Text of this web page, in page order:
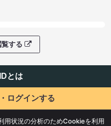
する
とは
ログインする
用状況の分析のためCookieを利用